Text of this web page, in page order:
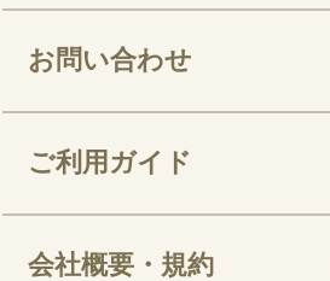
お問い合わせ
ご利用ガイド
会社概要・規約